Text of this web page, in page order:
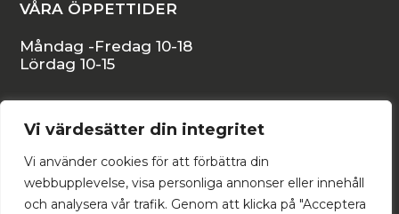
Vi värdesätter din integritet
Vi använder cookies för att förbättra din
webbupplevelse, visa personliga annonser eller innehåll
och analysera vår trafik. Genom att klicka på "Acceptera
VÅRA ÖPPETTIDER
Måndag -Fredag 10-18
Lördag 10-15
Stora Östergatan 16, 271 34 YSTAD
backstromshattar@telia.com
0411-55 53 35